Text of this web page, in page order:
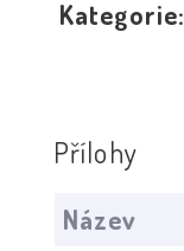
Kategorie:
Přílohy
Název